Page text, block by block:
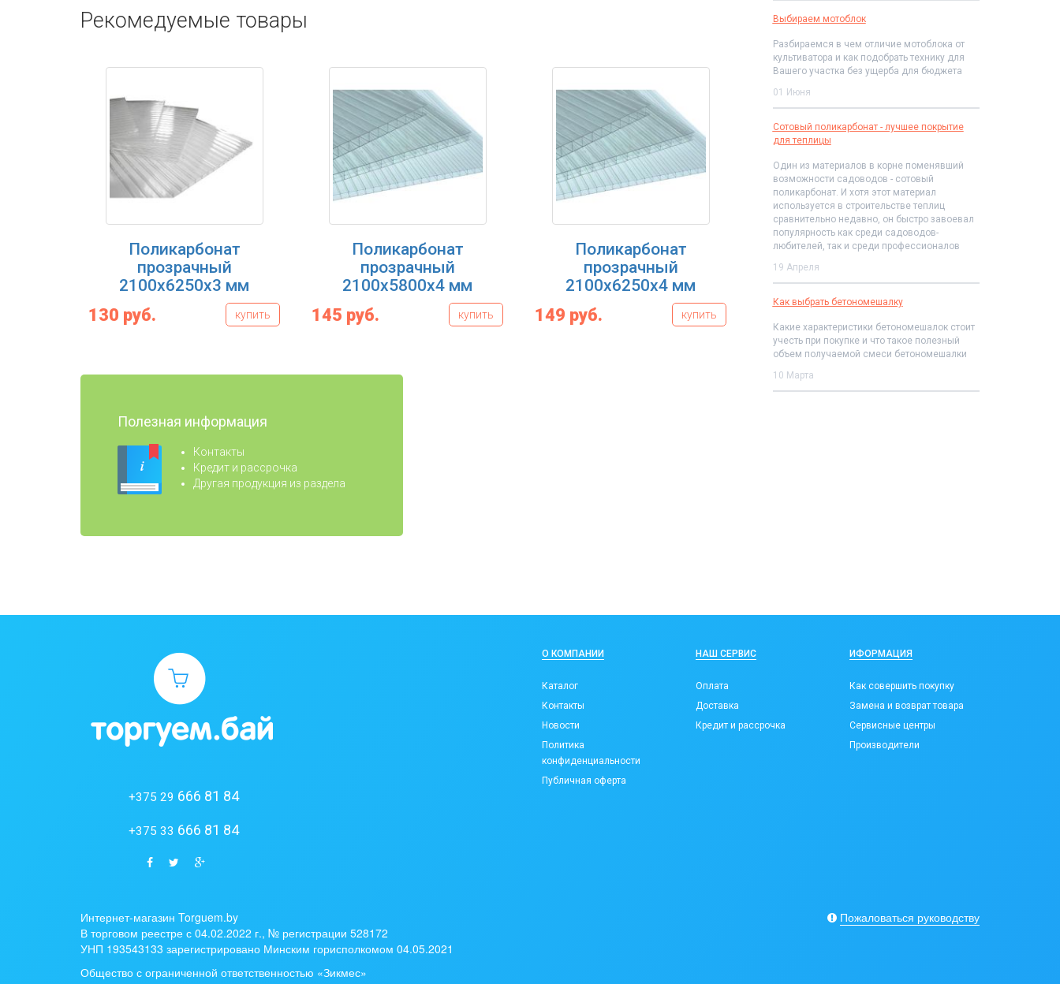
Рекомедуемые товары
Поликарбонат
прозрачный
2100x6250x3 мм
130 руб. купить
Поликарбонат
прозрачный
2100x5800x4 мм
145 руб. купить
Поликарбонат
прозрачный
2100x6250x4 мм
149 руб. купить
Полезная информация
Контакты
Кредит и рассрочка
Другая продукция из раздела
Выбираем мотоблок
Разбираемся в чем отличие мотоблока от
культиватора и как подобрать технику для
Вашего участка без ущерба для бюджета
01 Июня
Сотовый поликарбонат - лучшее покрытие
для теплицы
Один из материалов в корне поменявший
возможности садоводов - сотовый
поликарбонат. И хотя этот материал
используется в строительстве теплиц
сравнительно недавно, он быстро завоевал
популярность как среди садоводов-
любителей, так и среди профессионалов
19 Апреля
Как выбрать бетономешалку
Какие характеристики бетономешалок стоит
учесть при покупке и что такое полезный
объем получаемой смеси бетономешалки
10 Марта
+375 29 666 81 84
+375 33 666 81 84
О КОМПАНИИ
Каталог
Контакты
Новости
Политика
конфиденциальности
Публичная оферта
НАШ СЕРВИС
Оплата
Доставка
Кредит и рассрочка
ИФОРМАЦИЯ
Как совершить покупку
Замена и возврат товара
Сервисные центры
Производители
Интернет-магазин Torguem.by
В торговом реестре с 04.02.2022 г., № регистрации 528172
УНП 193543133 зарегистрировано Минским горисполкомом 04.05.2021
Общество с ограниченной ответственностью «Зикмес»
Пожаловаться руководству